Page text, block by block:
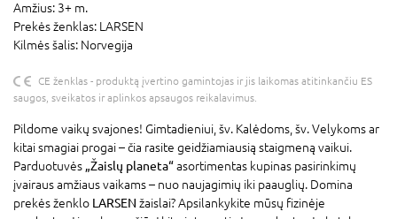
Amžius: 3+ m.
Prekės ženklas: LARSEN
Kilmės šalis: Norvegija
CE ženklas - produktą įvertino gamintojas ir jis laikomas atitinkančiu ES
saugos, sveikatos ir aplinkos apsaugos reikalavimus.
Pildome vaikų svajones! Gimtadieniui, šv. Kalėdoms, šv. Velykoms ar
kitai smagiai progai – čia rasite geidžiamiausią staigmeną vaikui.
Parduotuvės „Žaislų planeta“asortimentas kupinas pasirinkimų
įvairaus amžiaus vaikams – nuo naujagimių iki paauglių. Domina
prekės ženklo LARSEN žaislai? Apsilankykite mūsų fizinėje